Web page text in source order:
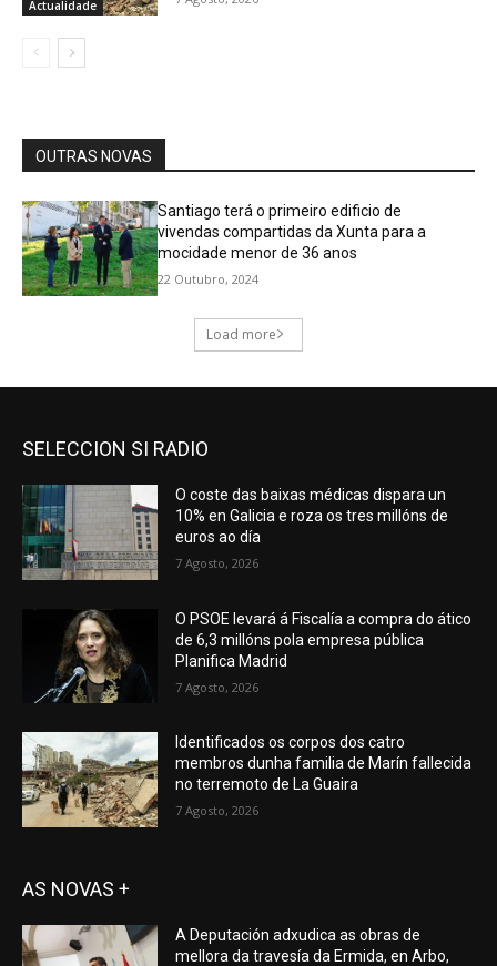
SELECCION SI RADIO
O coste das baixas médicas dispara un
10% en Galicia e roza os tres millóns de
euros ao día
7 Agosto, 2026
O PSOE levará á Fiscalía a compra do ático
de 6,3 millóns pola empresa pública
Planifica Madrid
7 Agosto, 2026
Identificados os corpos dos catro
membros dunha familia de Marín fallecida
no terremoto de La Guaira
7 Agosto, 2026
AS NOVAS +
A Deputación adxudica as obras de
mellora da travesía da Ermida, en Arbo,